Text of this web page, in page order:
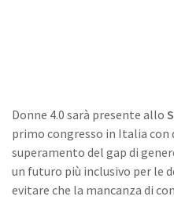
Donne 4.0 sarà presente allo
primo congresso in Italia
superamento del gap di
un futuro più inclusivo per le
evitare che la mancanza di